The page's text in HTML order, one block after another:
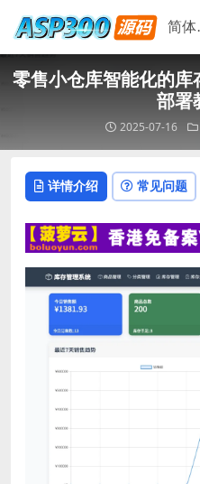
零售小仓库智能化的
部署
2025-07-16
详情介绍 常见问题